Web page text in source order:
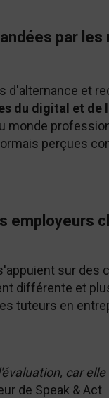
par les
d'alternance et
du digital et de
perçues
employeurs
sur des
différente et
tuteurs en
car
de Speak & Act